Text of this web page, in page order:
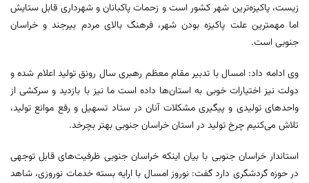
زیست، پاکیزه‌ترین شهر کشور است و زحمات پاکبانان و شهرداری قابل ستایش
اما مهمترین علت پاکیزه بودن شهر، فرهنگ بالای مردم بیرجند و خراسان
جنوبی است.
وی ادامه داد: امسال با تدبیر مقام معظم رهبری سال رونق تولید اعلام شده و
دولت نیز اختیارات خوبی به استان‌ها داده است ما نیز با بازدید و سرکشی از
واحدهای تولیدی و پیگیری مشکلات آنان در ستاد تسهیل و رفع موانع تولید،
تلاش می‌کنیم چرخ تولید در استان خراسان جنوبی بهتر بچرخد.
استاندار خراسان جنوبی با بیان اینکه خراسان جنوبی ظرفیت‌های قابل توجهی
در حوزه گردشگری دارد گفت: نوروز امسال با ارایه بسته خدمات نوروزی، شاهد